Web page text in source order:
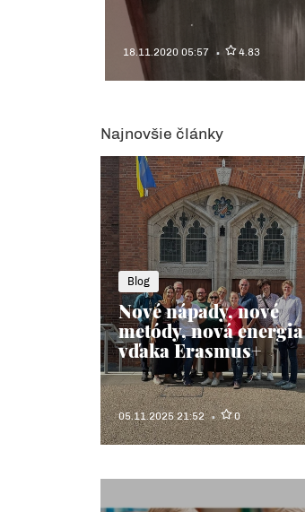
18.11.2020 05:57 4.83
Najnovšie články
Blog
Nové nápady, nové
metódy, nová energia
vďaka Erasmus+
05.11.2025 21:52 0